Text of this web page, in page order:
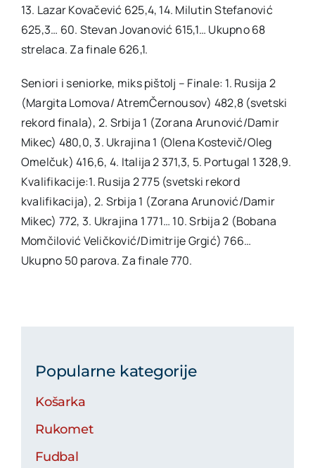
13. Lazar Kovačević 625,4, 14. Milutin Stefanović
625,3… 60. Stevan Jovanović 615,1… Ukupno 68
strelaca. Za finale 626,1.
Seniori i seniorke, miks pištolj – Finale: 1. Rusija 2
(Margita Lomova/ AtremČernousov) 482,8 (svetski
rekord finala), 2. Srbija 1 (Zorana Arunović/Damir
Mikec) 480,0, 3. Ukrajina 1 (Olena Kostevič/Oleg
Omelčuk) 416,6, 4. Italija 2 371,3, 5. Portugal 1 328,9.
Kvalifikacije:1. Rusija 2 775 (svetski rekord
kvalifikacija), 2. Srbija 1 (Zorana Arunović/Damir
Mikec) 772, 3. Ukrajina 1 771… 10. Srbija 2 (Bobana
Momčilović Veličković/Dimitrije Grgić) 766…
Ukupno 50 parova. Za finale 770.
Popularne kategorije
Košarka
Rukomet
Fudbal